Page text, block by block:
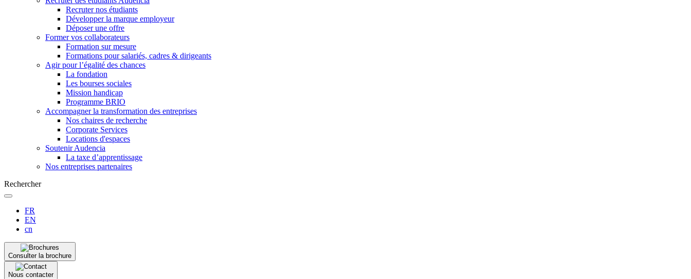
Recruter nos étudiants
Développer la marque employeur
Déposer une offre
Former vos collaborateurs
Formation sur mesure
Formations pour salariés, cadres & dirigeants
Agir pour l’égalité des chances
La fondation
Les bourses sociales
Mission handicap
Programme BRIO
Accompagner la transformation des entreprises
Nos chaires de recherche
Corporate Services
Locations d'espaces
Soutenir Audencia
La taxe d’apprentissage
Nos entreprises partenaires
Rechercher
FR
EN
cn
Consulter la brochure
Nous contacter